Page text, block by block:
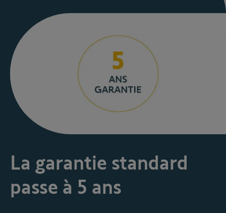
La garantie standard
passe à 5 ans